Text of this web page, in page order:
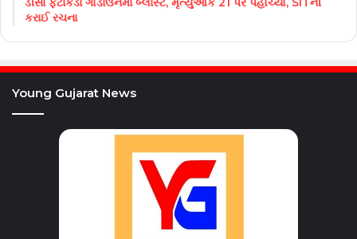
કરાઈ રચના
Young Gujarat News